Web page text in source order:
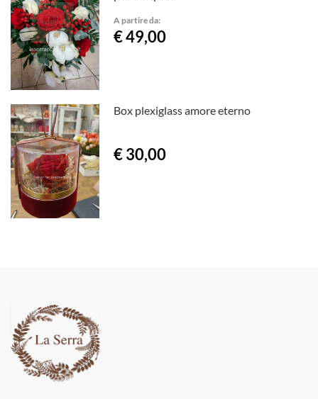
A partire da:
€ 49,00
Box plexiglass amore eterno
€ 30,00